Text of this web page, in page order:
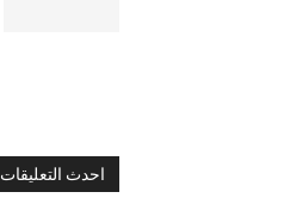
احدث التعليقات